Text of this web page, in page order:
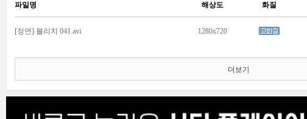
파일명 해상도 화질
[정연] 블리치 041.avi 1280x720
더보기